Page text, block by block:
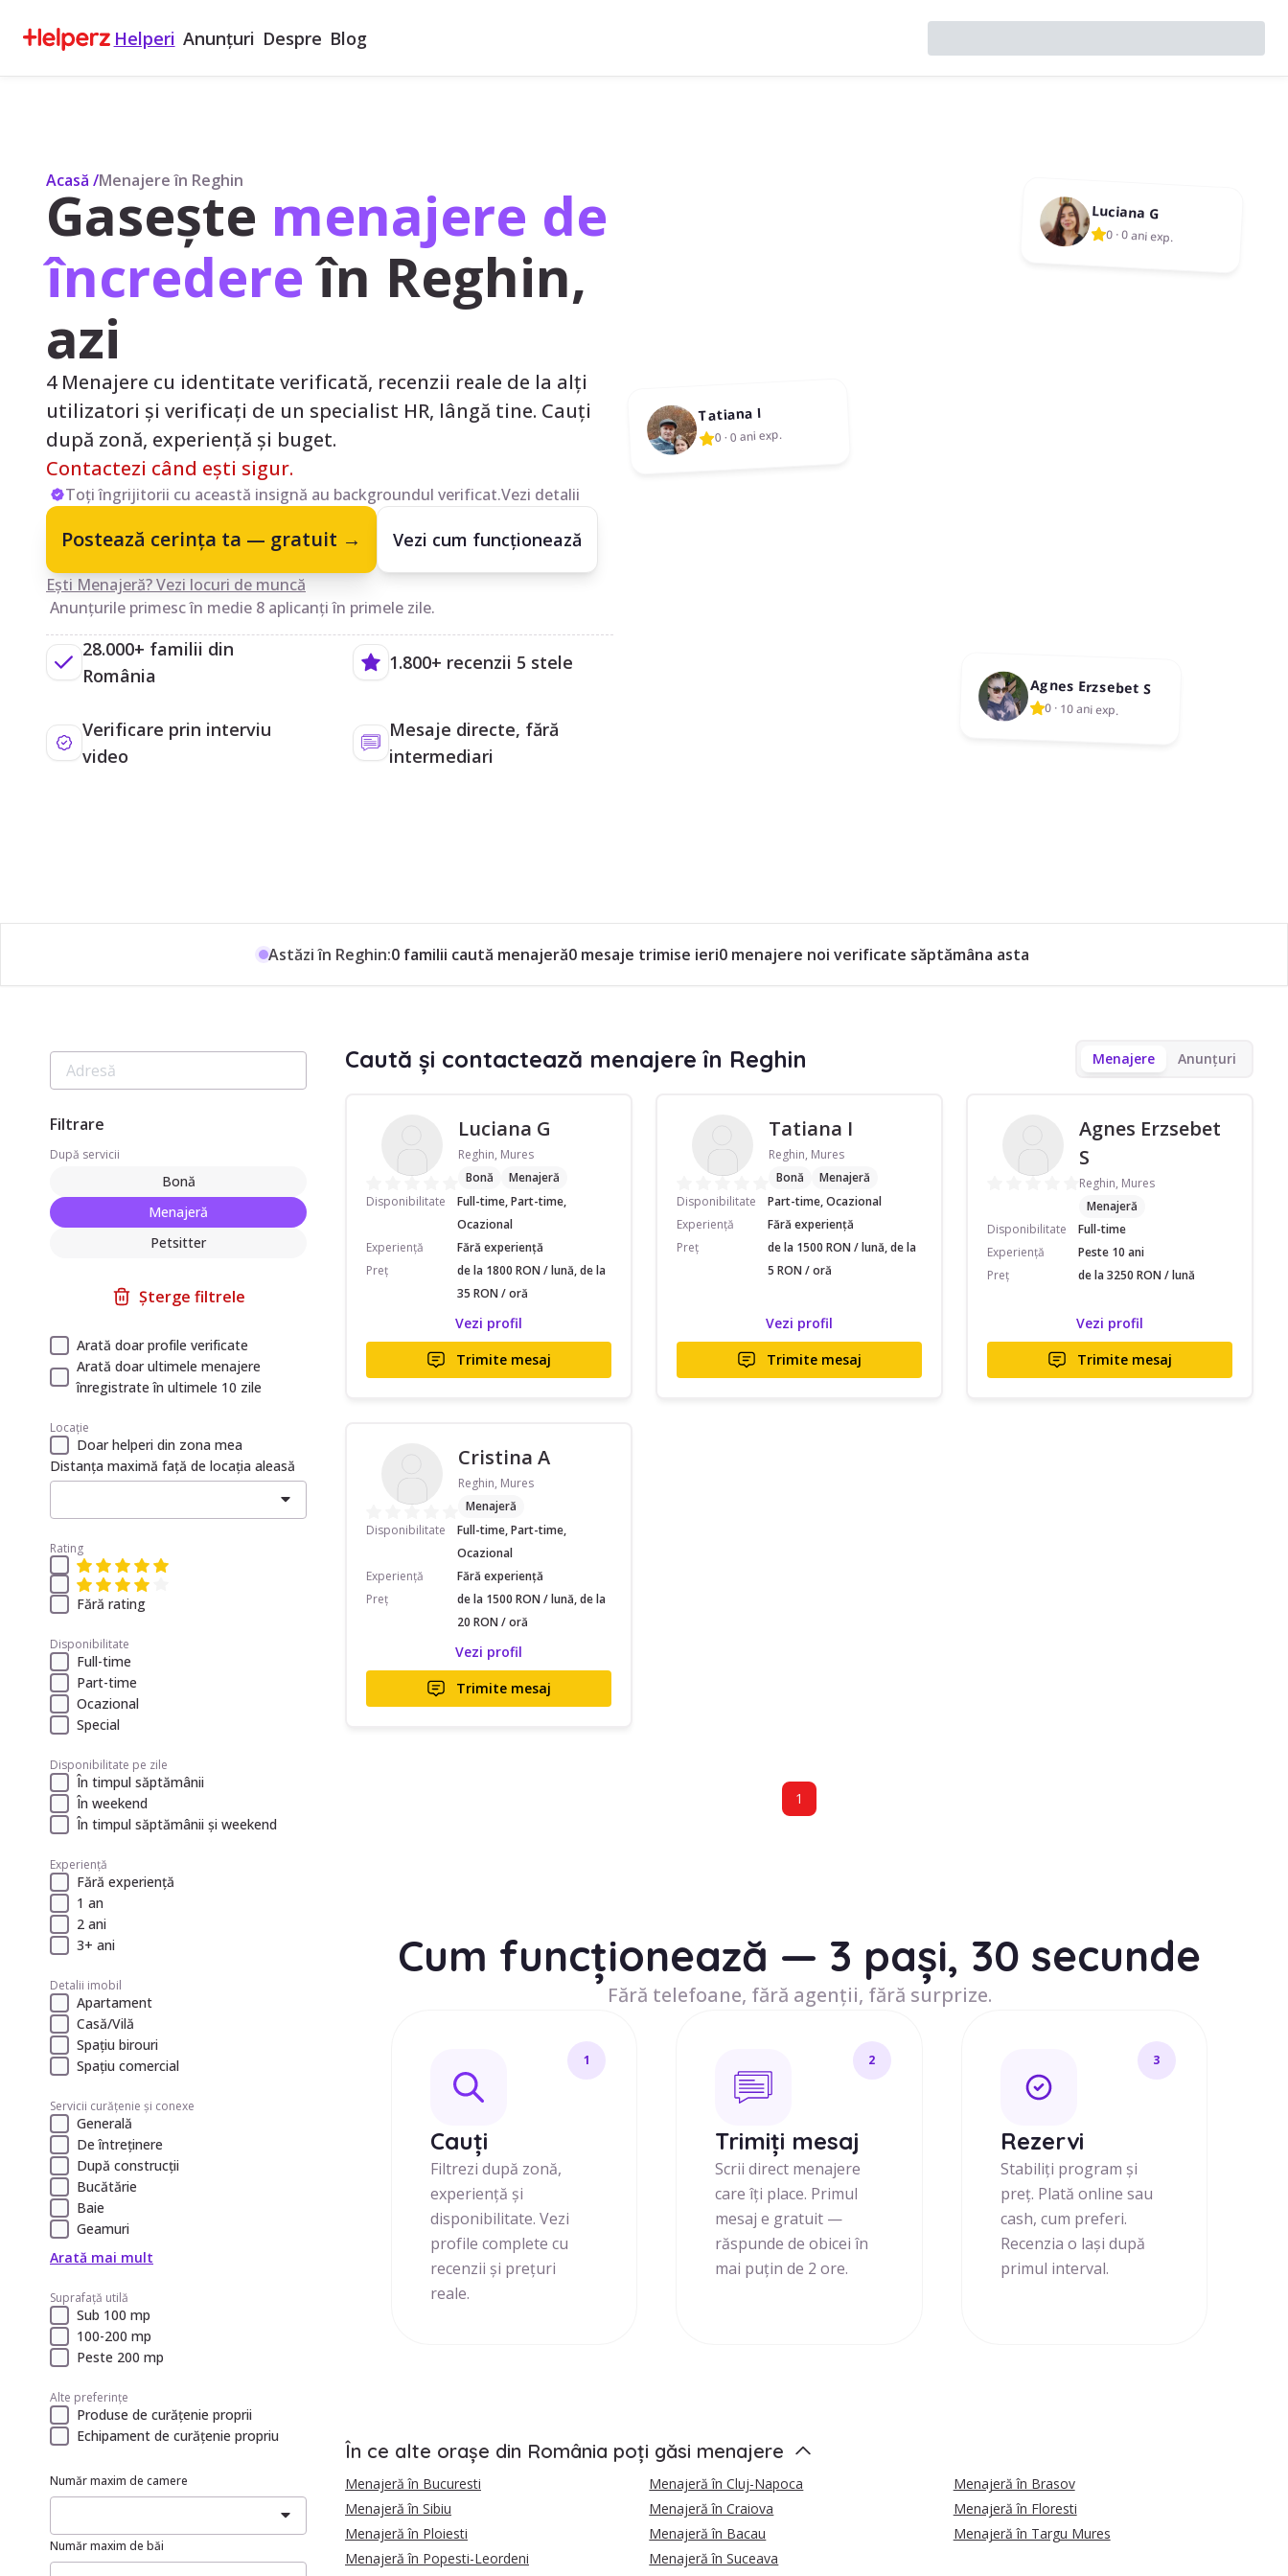
Helperi Anunțuri Despre Blog
Acasă /Menajere în Reghin
Gasește menajere de
încredereîn Reghin,
azi
4 Menajere cu identitate verificată, recenzii reale de la alți
utilizatori și verificați de un specialist HR, lângă tine. Cauți
după zonă, experiență și buget.
Contactezi când ești sigur.
Toți îngrijitorii cu această insignă au backgroundul verificat.Vezi detalii
Postează cerința ta — gratuit → Vezi cum funcționează
Ești Menajeră? Vezi locuri de muncă
Anunțurile primesc în medie 8 aplicanți în primele zile.
28.000+ familii din
România
1.800+ recenzii 5 stele
Verificare prin interviu
video
Mesaje directe, fără
intermediari
Luciana G
0 ·0 ani exp.
Tatiana I
0 · 0 ani exp.
Agnes Erzsebet S
0 · 10 ani exp.
Astăzi în Reghin:0 familii caută menajeră0 mesaje trimise ieri0 menajere noi verificate săptămâna asta
Filtrare
După servicii
Bonă
Menajeră
Petsitter
Șterge filtrele
Arată doar profile verificate
Arată doar ultimele menajere
înregistrate în ultimele 10 zile
Locație
Doar helperi din zona mea
Distanța maximă față de locația aleasă
Rating
Fără rating
Disponibilitate
Full-time
Part-time
Ocazional
Special
Disponibilitate pe zile
În timpul săptămânii
În weekend
În timpul săptămânii și weekend
Experiență
Fără experiență
1 an
2 ani
3+ ani
Detalii imobil
Apartament
Casă/Vilă
Spațiu birouri
Spațiu comercial
Servicii curățenie și conexe
Generală
De întreținere
După construcții
Bucătărie
Baie
Geamuri
Arată mai mult
Suprafață utilă
Sub 100 mp
100-200 mp
Peste 200 mp
Alte preferințe
Produse de curățenie proprii
Echipament de curățenie propriu
Număr maxim de camere
Număr maxim de băi
Caută și contactează menajere în Reghin Menajere Anunțuri
Luciana G
Reghin, Mures
Bonă
Menajeră
Disponibilitate
Full-time, Part-time,
Ocazional
Experiență
Fără experiență
Preț
de la 1800 RON / lună, de la
35 RON / oră
Vezi profil
Trimite mesaj
Tatiana I
Reghin, Mures
Bonă
Menajeră
Disponibilitate
Part-time, Ocazional
Experiență
Fără experiență
Preț
de la 1500 RON / lună, de la
5 RON / oră
Vezi profil
Trimite mesaj
Agnes Erzsebet
S
Reghin, Mures
Menajeră
Disponibilitate
Full-time
Experiență
Peste 10 ani
Preț
de la 3250 RON / lună
Vezi profil
Trimite mesaj
Cristina A
Reghin, Mures
Menajeră
Disponibilitate
Full-time, Part-time,
Ocazional
Experiență
Fără experiență
Preț
de la 1500 RON / lună, de la
20 RON / oră
Vezi profil
Trimite mesaj
1
Cum funcționează — 3 pași, 30 secunde
Fără telefoane, fără agenții, fără surprize.
1
Cauți
Filtrezi după zonă,
experiență și
disponibilitate. Vezi
profile complete cu
recenzii și prețuri
reale.
2
Trimiți mesaj
Scrii direct menajere
care îți place. Primul
mesaj e gratuit —
răspunde de obicei în
mai puțin de 2 ore.
3
Rezervi
Stabiliți program și
preț. Plată online sau
cash, cum preferi.
Recenzia o lași după
primul interval.
În ce alte orașe din România poți găsi menajere
Menajeră în Bucuresti Menajeră în Cluj-Napoca
Menajeră în Brasov
Menajeră în Sibiu
Menajeră în Craiova
Menajeră în Floresti
Menajeră în Ploiesti
Menajeră în Bacau
Menajeră în Targu Mures
Menajeră în Popesti-Leordeni
Menajeră în Suceava